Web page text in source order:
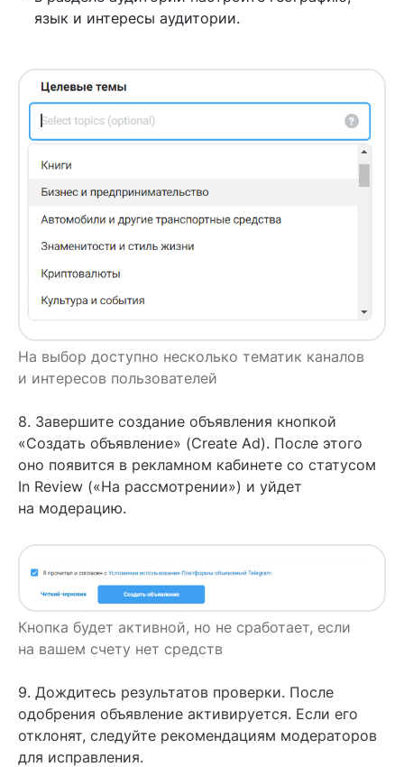
язык и интересы аудитории.
На выбор доступно несколько тематик каналов
и интересов пользователей
8. Завершите создание объявления кнопкой
«Создать объявление» (Create Ad). После этого
оно появится в рекламном кабинете со статусом
In Review («На рассмотрении») и уйдет
на модерацию.
Кнопка будет активной, но не сработает, если
на вашем счету нет средств
9. Дождитесь результатов проверки. После
одобрения объявление активируется. Если его
отклонят, следуйте рекомендациям модераторов
для исправления.